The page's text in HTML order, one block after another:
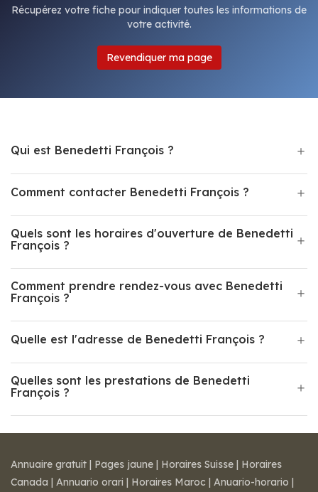
Récupérez votre fiche pour indiquer toutes les informations de
votre activité.
Revendiquer ma page
Qui est Benedetti François ?
Comment contacter Benedetti François ?
Quels sont les horaires d'ouverture de Benedetti
François ?
Comment prendre rendez-vous avec Benedetti
François ?
Quelle est l'adresse de Benedetti François ?
Quelles sont les prestations de Benedetti
François ?
Annuaire gratuit | Pages jaune | Horaires Suisse | Horaires
Canada | Annuario orari | Horaires Maroc | Anuario-horario |